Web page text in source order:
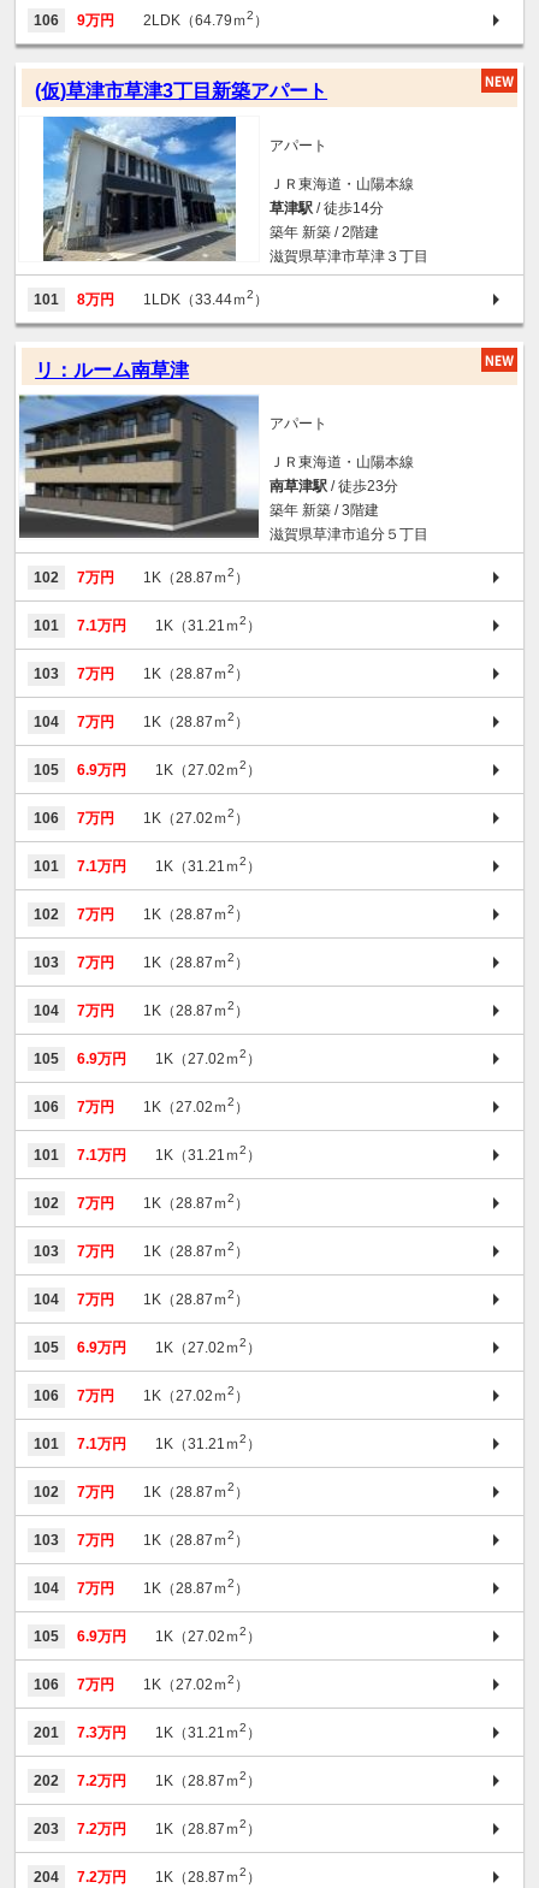
106 9万円 2LDK（64.79ｍ2 ）
(仮)草津市草津3丁目新築アパート
アパート
ＪＲ東海道・山陽本線
草津駅 / 徒歩14分
築年 新築 / 2階建
滋賀県草津市草津３丁目
101 8万円 1LDK（33.44ｍ2 ）
リ：ルーム南草津
アパート
ＪＲ東海道・山陽本線
南草津駅 / 徒歩23分
築年 新築 / 3階建
滋賀県草津市追分５丁目
102 7万円 1K（28.87ｍ2 ）
101 7.1万円 1K（31.21ｍ2 ）
103 7万円 1K（28.87ｍ2 ）
104 7万円 1K（28.87ｍ2 ）
105 6.9万円 1K（27.02ｍ2 ）
106 7万円 1K（27.02ｍ2 ）
101 7.1万円 1K（31.21ｍ2 ）
102 7万円 1K（28.87ｍ2 ）
103 7万円 1K（28.87ｍ2 ）
104 7万円 1K（28.87ｍ2 ）
105 6.9万円 1K（27.02ｍ2 ）
106 7万円 1K（27.02ｍ2 ）
101 7.1万円 1K（31.21ｍ2 ）
102 7万円 1K（28.87ｍ2 ）
103 7万円 1K（28.87ｍ2 ）
104 7万円 1K（28.87ｍ2 ）
105 6.9万円 1K（27.02ｍ2 ）
106 7万円 1K（27.02ｍ2 ）
101 7.1万円 1K（31.21ｍ2 ）
102 7万円 1K（28.87ｍ2 ）
103 7万円 1K（28.87ｍ2 ）
104 7万円 1K（28.87ｍ2 ）
105 6.9万円 1K（27.02ｍ2 ）
106 7万円 1K（27.02ｍ2 ）
201 7.3万円 1K（31.21ｍ2 ）
202 7.2万円 1K（28.87ｍ2 ）
203 7.2万円 1K（28.87ｍ2 ）
204 7.2万円 1K（28.87ｍ2 ）